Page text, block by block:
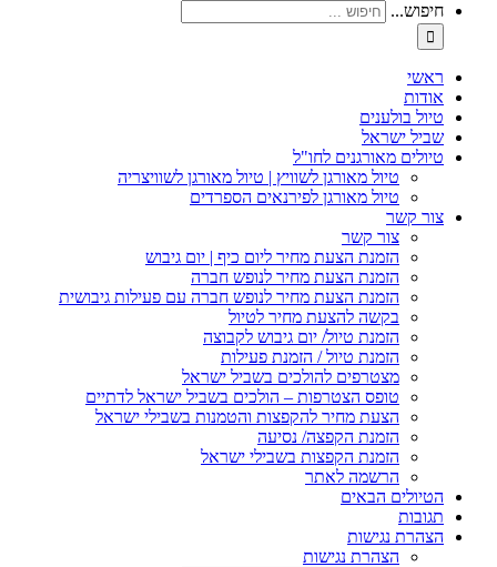
חיפוש...
ראשי
אודות
טיול בולענים
שביל ישראל
טיולים מאורגנים לחו"ל
טיול מאורגן לשוויץ | טיול מאורגן לשוויצריה
טיול מאורגן לפירנאים הספרדים
צור קשר
צור קשר
הזמנת הצעת מחיר ליום כיף | יום גיבוש
הזמנת הצעת מחיר לנופש חברה
הזמנת הצעת מחיר לנופש חברה עם פעילות גיבושית
בקשה להצעת מחיר לטיול
הזמנת טיול/ יום גיבוש לקבוצה
הזמנת טיול / הזמנת פעילות
מצטרפים להולכים בשביל ישראל
טופס הצטרפות – הולכים בשביל ישראל לדתיים
הצעת מחיר להקפצות והטמנות בשבילי ישראל
הזמנת הקפצה/ נסיעה
הזמנת הקפצות בשבילי ישראל
הרשמה לאתר
הטיולים הבאים
תגובות
הצהרת נגישות
הצהרת נגישות